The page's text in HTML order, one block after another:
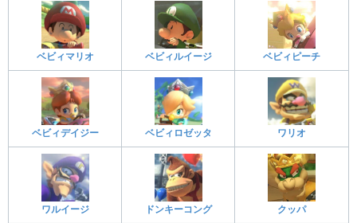
ベビィマリオ ベビィルイージ ベビィピーチ
ベビィデイジー ベビィロゼッタ ワリオ
ワルイージ ドンキーコング クッパ